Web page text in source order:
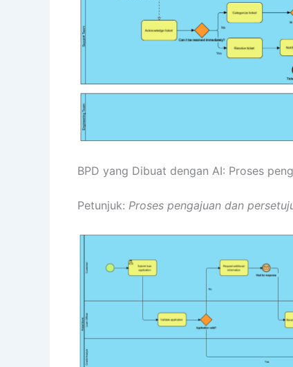
BPD yang Dibuat dengan AI: Proses
Petunjuk: Proses pengajuan dan